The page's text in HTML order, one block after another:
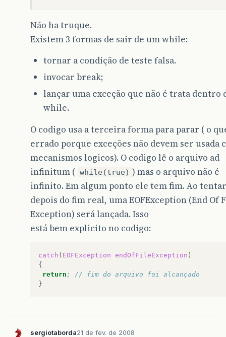
Não ha truque.
Existem 3 formas de sair de um while:
tornar a condição de teste falsa.
invocar break;
lançar uma exceção que não é trata dentro
while.
O codigo usa a terceira forma para parar ( o
errado porque exceções não devem ser usada
mecanismos logicos). O codigo lê o arquivo ad
infinitum ( while(true) ) mas o arquivo não é
infinito. Em algum ponto ele tem fim. Ao
depois do fim real, uma EOFException (End Of
Exception) será lançada. Isso
está bem explicito no codigo:
catch ( EOFException endOfFileException )
{
return ; // fim do arquivo foi alcançado
sergiotaborda21 de fev. de 2008